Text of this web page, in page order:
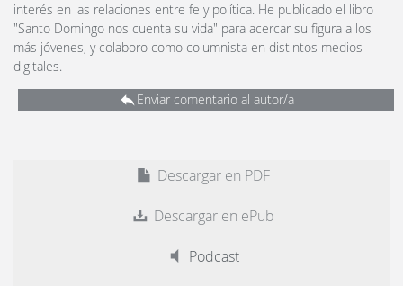
interés en las relaciones entre fe y política. He publicado el libro
"Santo Domingo nos cuenta su vida" para acercar su figura a los
más jóvenes, y colaboro como columnista en distintos medios
digitales.
Enviar comentario al autor/a
Descargar en PDF
Descargar en ePub
Podcast